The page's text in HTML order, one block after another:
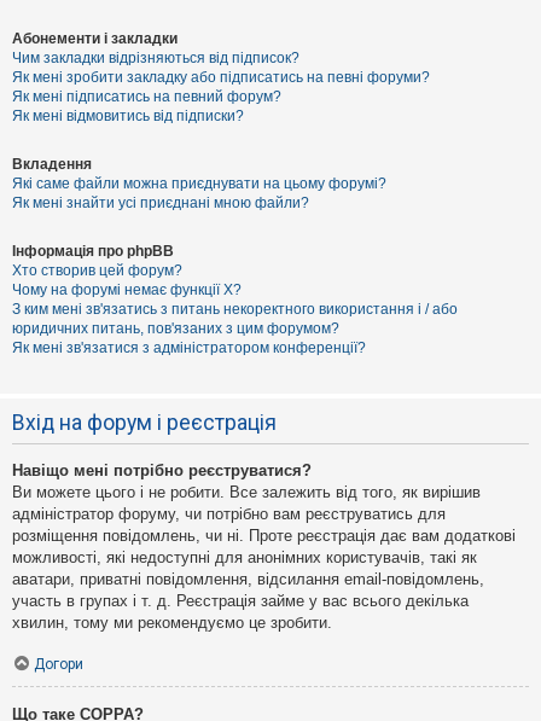
Абонементи і закладки
Чим закладки відрізняються від підписок?
Як мені зробити закладку або підписатись на певні форуми?
Як мені підписатись на певний форум?
Як мені відмовитись від підписки?
Вкладення
Які саме файли можна приєднувати на цьому форумі?
Як мені знайти усі приєднані мною файли?
Інформація про phpBB
Хто створив цей форум?
Чому на форумі немає функції X?
З ким мені зв'язатись з питань некоректного використання і / або
юридичних питань, пов'язаних з цим форумом?
Як мені зв'язатися з адміністратором конференції?
Вхід на форум і реєстрація
Навіщо мені потрібно реєструватися?
Ви можете цього і не робити. Все залежить від того, як вирішив
адміністратор форуму, чи потрібно вам реєструватись для
розміщення повідомлень, чи ні. Проте реєстрація дає вам додаткові
можливості, які недоступні для анонімних користувачів, такі як
аватари, приватні повідомлення, відсилання email-повідомлень,
участь в групах і т. д. Реєстрація займе у вас всього декілька
хвилин, тому ми рекомендуємо це зробити.
Догори
Що таке COPPA?